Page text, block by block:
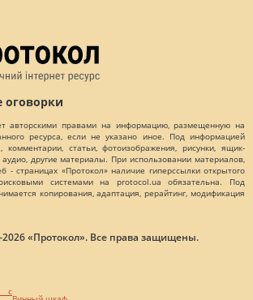
авторскими правами на информацию, размещенную на
ресурса, если не указано иное. Под информацией
комментарии, статьи, фотоизображения, рисунки, ящик-
другие материалы. При использовании материалов,
- страницах «Протокол» наличие гиперссылки открытого
системами на protocol.ua обязательна. Под
копирования, адаптация, рерайтинг, модификация
«Протокол». Все права защищены.